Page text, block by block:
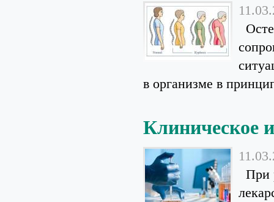
в организме в
Клиническое
При